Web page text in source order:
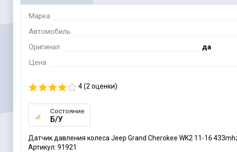
Марка
Автомобиль
Оригинал
да
Цена
4 (2 оценки)
Состояние
Б/У
Датчик давления колеса Jeep Grand Cherokee WK2 11-16
Артикул: 91921